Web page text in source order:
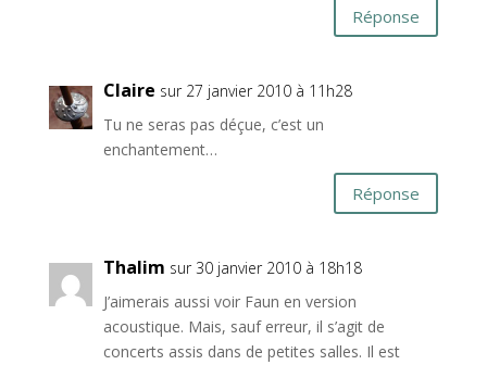
Réponse
Claire sur 27 janvier 2010 à 11h28
Tu ne seras pas déçue, c’est un
enchantement…
Réponse
Thalim sur 30 janvier 2010 à 18h18
J’aimerais aussi voir Faun en version
acoustique. Mais, sauf erreur, il s’agit de
concerts assis dans de petites salles. Il est